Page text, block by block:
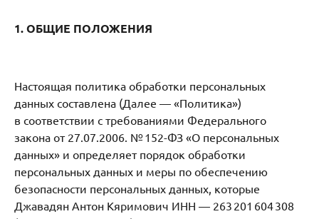
1. ОБЩИЕ ПОЛОЖЕНИЯ
Настоящая политика обработки персональных
данных составлена (Далее — «Политика»)
в соответствии с требованиями Федерального
закона от 27.07.2006. № 152-ФЗ «О персональных
данных» и определяет порядок обработки
персональных данных и меры по обеспечению
безопасности персональных данных, которые
Джавадян Антон Кяримович ИНН — 263 201 604 308